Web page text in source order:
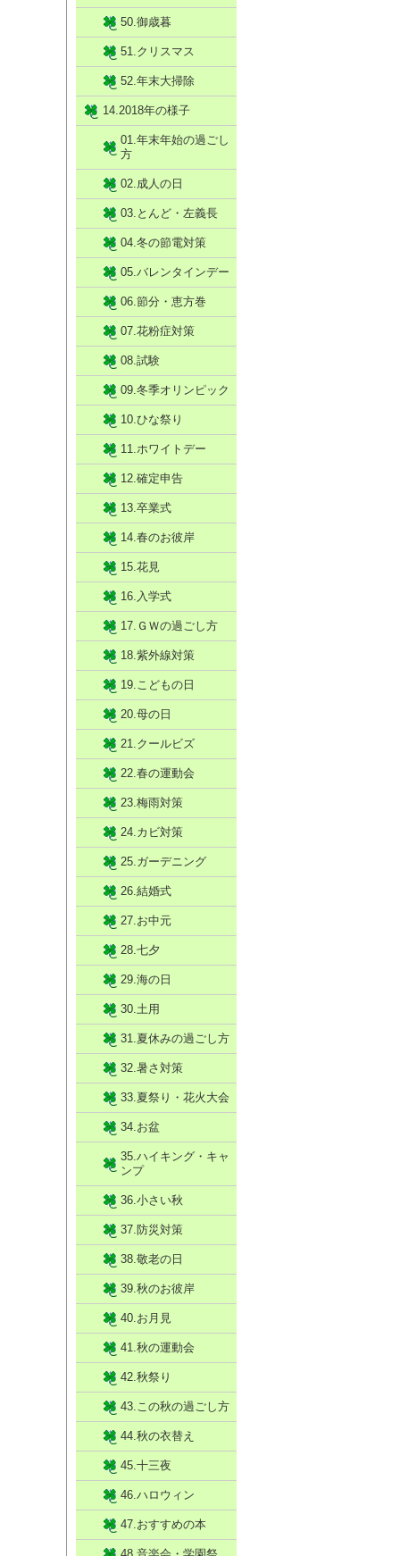
50.御歳暮
51.クリスマス
52.年末大掃除
14.2018年の様子
01.年末年始の過ごし
方
02.成人の日
03.とんど・左義長
04.冬の節電対策
05.バレンタインデー
06.節分・恵方巻
07.花粉症対策
08.試験
09.冬季オリンピック
10.ひな祭り
11.ホワイトデー
12.確定申告
13.卒業式
14.春のお彼岸
15.花見
16.入学式
17.ＧＷの過ごし方
18.紫外線対策
19.こどもの日
20.母の日
21.クールビズ
22.春の運動会
23.梅雨対策
24.カビ対策
25.ガーデニング
26.結婚式
27.お中元
28.七夕
29.海の日
30.土用
31.夏休みの過ごし方
32.暑さ対策
33.夏祭り・花火大会
34.お盆
35.ハイキング・キャ
ンプ
36.小さい秋
37.防災対策
38.敬老の日
39.秋のお彼岸
40.お月見
41.秋の運動会
42.秋祭り
43.この秋の過ごし方
44.秋の衣替え
45.十三夜
46.ハロウィン
47.おすすめの本
48.音楽会・学園祭